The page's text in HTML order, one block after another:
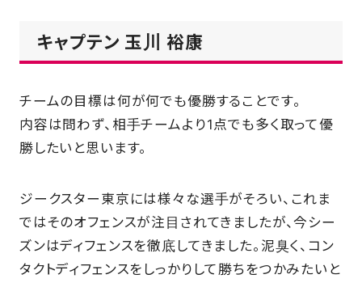
SHOP
CONTACT
CSRのご依頼
スクール体験・入会希望
キャプテン 玉川 裕康
チームの目標は何が何でも優勝することです。
内容は問わず、相手チームより1点でも多く取って優
勝したいと思います。
ジークスター東京には様々な選手がそろい、これま
ではそのオフェンスが注目されてきましたが、今シー
ズンはディフェンスを徹底してきました。泥臭く、コン
タクトディフェンスをしっかりして勝ちをつかみたいと